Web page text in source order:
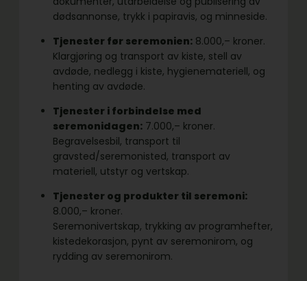
dødsannonse, trykk i papiravis, og minneside.
Tjenester før seremonien: 8.000,– kroner.
Klargjøring og transport av kiste, stell av
avdøde, nedlegg i kiste, hygienemateriell, og
henting av avdøde.
Tjenester i forbindelse med
seremonidagen: 7.000,– kroner.
Begravelsesbil, transport til
gravsted/seremonisted, transport av
materiell, utstyr og vertskap.
Tjenester og produkter til seremoni:
8.000,– kroner.
Seremonivertskap, trykking av programhefter,
kistedekorasjon, pynt av seremonirom, og
rydding av seremonirom.